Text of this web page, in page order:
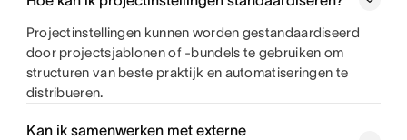
Projectinstellingen kunnen worden gestandaardiseerd
door projectsjablonen of -bundels te gebruiken om
structuren van beste praktijk en automatiseringen te
distribueren.
Kan ik samenwerken met externe